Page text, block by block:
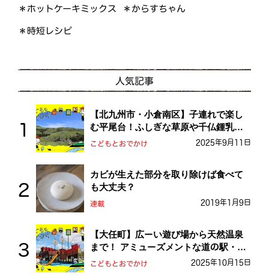
＊ホットケーキミックス ＊からすちゃん
＊時短レシピ
人気記事
【北九州市・小倉南区】子連れで楽し
む平尾台！ふしぎな草原や千仏鍾乳洞
を探検しよう！
こどもとおでかけ 2025年9月11日
カビが生えた部分を取り除けば食べて
も大丈夫？
連載 2019年1月9日
【大任町】広ーい遊び場から天然温泉
まで！ アミューズメントな道の駅・お
おとう桜街道
こどもとおでかけ 2025年10月15日